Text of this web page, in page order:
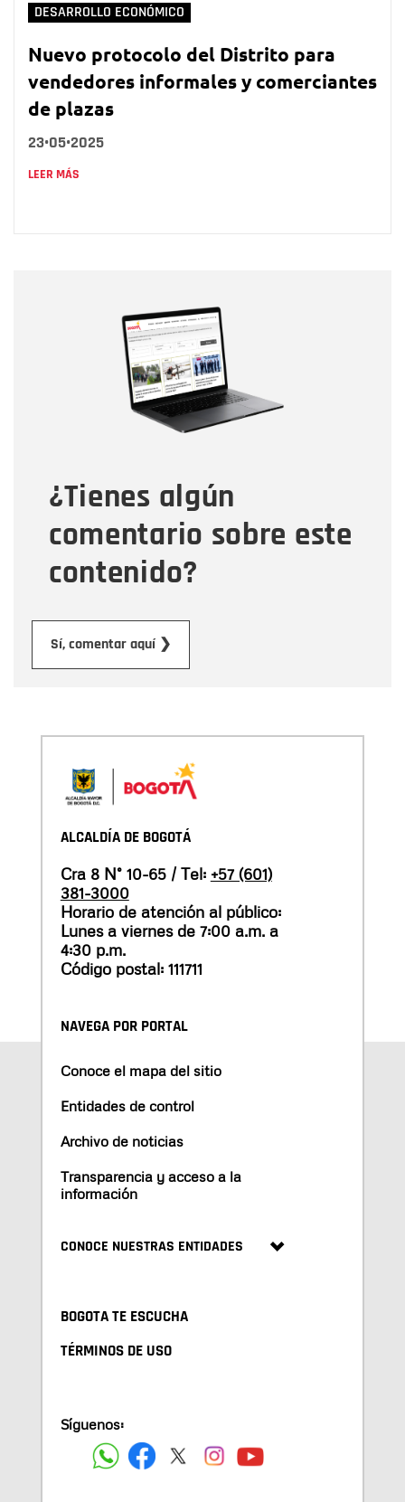
DESARROLLO ECONÓMICO
Nuevo protocolo del Distrito para
vendedores informales y comerciantes
de plazas
23•05•2025
LEER MÁS
¿Tienes algún
comentario sobre este
contenido?
Sí, comentar aquí ❯
Correo electrónico
Tipo de comentario
Mensaje
ALCALDÍA DE BOGOTÁ
Cra 8 N° 10-65 / Tel: +57 (601)
381-3000
Horario de atención al público:
Lunes a viernes de 7:00 a.m. a
4:30 p.m.
Código postal: 111711
NAVEGA POR PORTAL
Conoce el mapa del sitio
Entidades de control
Archivo de noticias
Transparencia y acceso a la
información
CONOCE NUESTRAS ENTIDADES
BOGOTA TE ESCUCHA
TÉRMINOS DE USO
Síguenos: